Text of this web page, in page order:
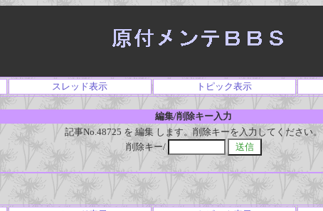
スレッド表示 トピック表示
編集/削除キー入力
記事No.48725 を 編集 します。削除キーを入力してください。
削除キー/